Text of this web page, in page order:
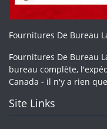
Fournitures De Bureau
Fournitures De Bureau
bureau complète,
Canada - il n'y a rien
Site Links